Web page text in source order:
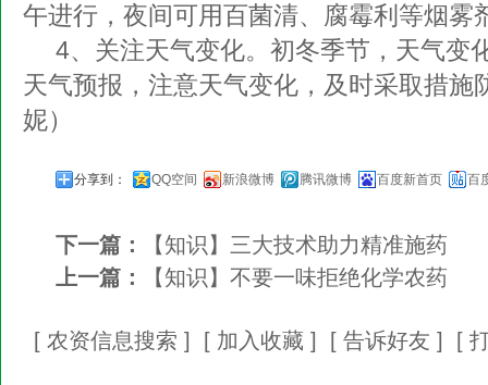
午进行，夜间可用百菌清、腐霉利等烟雾
4、关注天气变化。初冬季节，天气变
天气预报，注意天气变化，及时采取措施
妮）
分享到： QQ空间 新浪微博 腾讯微博 百度新首页 百
下一篇：
【知识】三大技术助力精准施药
上一篇：
【知识】不要一味拒绝化学农药
[ 农资信息搜索 ] [ 加入收藏 ] [ 告诉好友 ] [